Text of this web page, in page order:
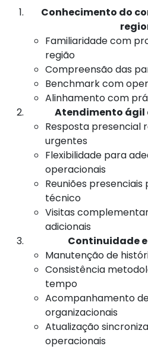
Conhecimento do
Familiaridade com
região
Compreensão das
Benchmark com
Alinhamento com
Atendimento ágil
Resposta presencial
urgentes
Flexibilidade para
operacionais
Reuniões
técnico
Visitas
adicionais
Continuidade
Manutenção de
Consistência
tempo
Acompanhamento
organizacionais
Atualização
operacionais